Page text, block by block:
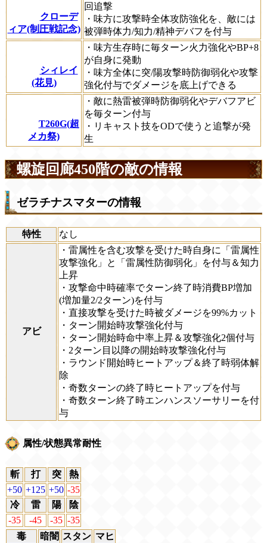
クローデ
ィア(制圧戦記念)
回追撃
・味方に攻撃時全体攻防強化を、敵には
被弾時体力/知力/精神デバフを付与
シィレイ
(花見)
・味方生存時に毎ターン火力強化やBP+8
が自身に発動
・味方全体に突/陽攻撃時防御弱化や攻撃
強化付与でダメージを底上げできる
T260G(超
メカ祭)
・敵に熱雷被弾時防御弱化やデバフアビ
を毎ターン付与
・リキャスト技をODで使うと追撃が発
生
螺旋回廊450階の敵の情報
ゼラチナスマターの情報
特性 なし
アビ
・雷属性を含む攻撃を受けた時自身に「雷属性
攻撃強化」と「雷属性防御弱化」を付与＆知力
上昇
・攻撃命中時確率でターン終了時消費BP増加
(増加量2/2ターン)を付与
・直接攻撃を受けた時被ダメージを99%カット
・ターン開始時攻撃強化付与
・ターン開始時命中率上昇＆攻撃強化2個付与
・2ターン目以降の開始時攻撃強化付与
・ラウンド開始時ヒートアップ＆終了時弱体解
除
・奇数ターンの終了時ヒートアップを付与
・奇数ターン終了時エンハンスソーサリーを付
与
属性/状態異常耐性
斬 打 突
熱
+50 +125 +50 -35
冷
雷 陽
陰
-35
-45 -35 -35
毒
暗闇 スタン マヒ